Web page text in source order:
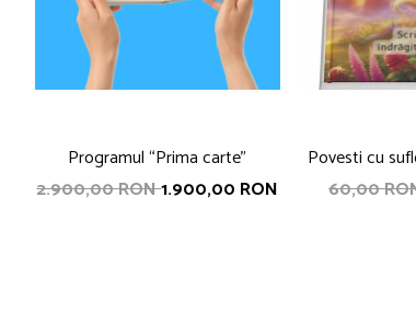
Programul “Prima carte”
2.900,00 RON1.900,00 RON
Povesti cu
de copii,
60,00